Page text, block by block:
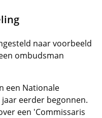
naar voorbeeld
ombudsman
een Nationale
eerder begonnen.
een 'Commissaris